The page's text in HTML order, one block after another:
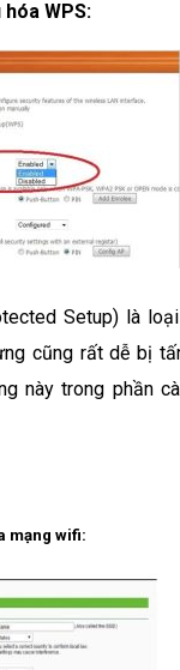
WPS:
Setup) là
cũng rất dễ bị
này trong phần
mạng wifi: